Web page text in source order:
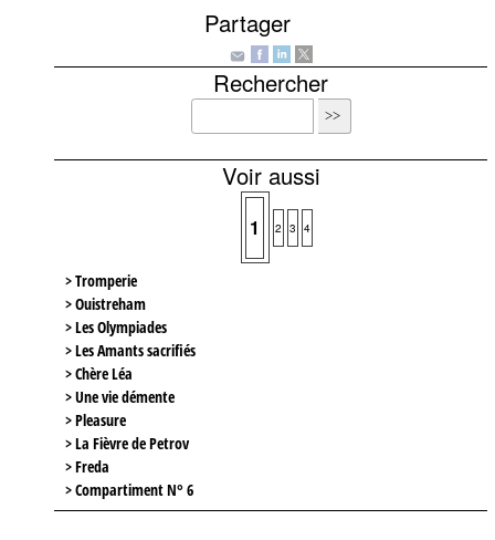
Partager
Rechercher
Voir aussi
1 2 3 4
> Tromperie
> Ouistreham
> Les Olympiades
> Les Amants sacrifiés
> Chère Léa
> Une vie démente
> Pleasure
> La Fièvre de Petrov
> Freda
> Compartiment N° 6